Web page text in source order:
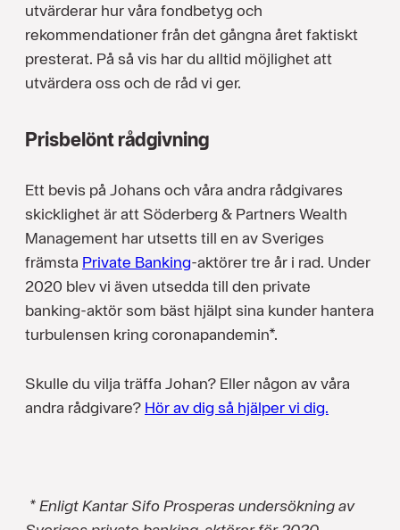
utvärderar hur våra fondbetyg och
rekommendationer från det gångna året faktiskt
presterat. På så vis har du alltid möjlighet att
utvärdera oss och de råd vi ger.
Prisbelönt rådgivning
Ett bevis på Johans och våra andra rådgivares
skicklighet är att Söderberg & Partners Wealth
Management har utsetts till en av Sveriges
främsta Private Banking-aktörer tre år i rad. Under
2020 blev vi även utsedda till den private
banking-aktör som bäst hjälpt sina kunder hantera
turbulensen kring coronapandemin*.
Skulle du vilja träffa Johan? Eller någon av våra
andra rådgivare? Hör av dig så hjälper vi dig.
* Enligt Kantar Sifo Prosperas undersökning av